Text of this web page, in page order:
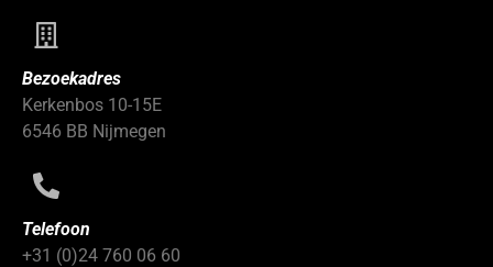
Bezoekadres
Kerkenbos 10-15E
6546 BB Nijmegen
Telefoon
+31 (0)24 760 06 60